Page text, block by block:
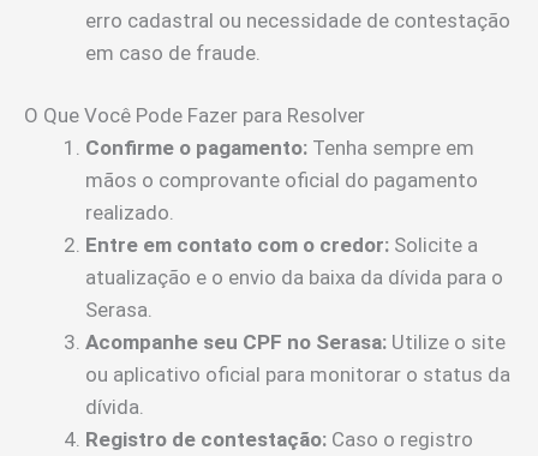
erro cadastral ou necessidade de contestação
em caso de fraude.
O Que Você Pode Fazer para Resolver
Confirme o pagamento: Tenha sempre em
mãos o comprovante oficial do pagamento
realizado.
Entre em contato com o credor: Solicite a
atualização e o envio da baixa da dívida para o
Serasa.
Acompanhe seu CPF no Serasa: Utilize o site
ou aplicativo oficial para monitorar o status da
dívida.
Registro de contestação: Caso o registro